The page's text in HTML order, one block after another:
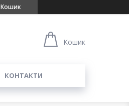
Кошик
Кошик
КОНТАКТИ